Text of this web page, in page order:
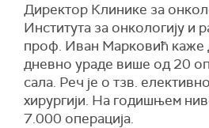
Директор Клинике за
Института за онкологију и
проф. Иван Марковић каже
дневно ураде више од 20
сала. Реч је о тзв.
хирургији. На годишњем
7.000 операција.